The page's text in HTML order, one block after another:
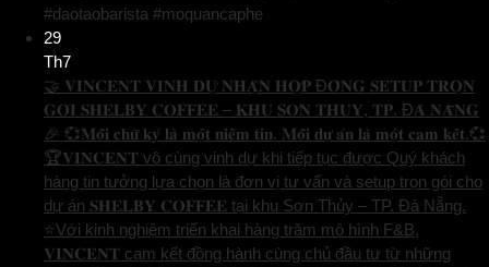
#daotaobarista #moquancaphe
29
Th7
🤝 𝐕𝐈𝐍𝐂𝐄𝐍𝐓 𝐕𝐈𝐍𝐇 𝐃𝐔̛̣ 𝐍𝐇𝐀̣̂𝐍 𝐇𝐎̛̣𝐏 Đ𝐎̂̀𝐍𝐆 𝐒𝐄𝐓𝐔𝐏 𝐓𝐑𝐎̣𝐍
𝐆𝐎́𝐈 𝐒𝐇𝐄𝐋𝐁𝐘 𝐂𝐎𝐅𝐅𝐄𝐄 – 𝐊𝐇𝐔 𝐒𝐎̛𝐍 𝐓𝐇𝐔̉𝐘, 𝐓𝐏. Đ𝐀̀ 𝐍𝐀̆̃𝐍𝐆
🎉 💞𝐌𝐨̂̃𝐢 𝐜𝐡𝐮̛̃ 𝐤𝐲́ 𝐥𝐚̀ 𝐦𝐨̣̂𝐭 𝐧𝐢𝐞̂̀𝐦 𝐭𝐢𝐧. 𝐌𝐨̂̃𝐢 𝐝𝐮̛̣ 𝐚́𝐧 𝐥𝐚̀ 𝐦𝐨̣̂𝐭 𝐜𝐚𝐦 𝐤𝐞̂́𝐭.💞
🏆𝐕𝐈𝐍𝐂𝐄𝐍𝐓 vô cùng vinh dự khi tiếp tục được Quý khách
hàng tin tưởng lựa chọn là đơn vị tư vấn và setup trọn gói cho
dự án 𝐒𝐇𝐄𝐋𝐁𝐘 𝐂𝐎𝐅𝐅𝐄𝐄 tại khu Sơn Thủy – TP. Đà Nẵng.
⭐️Với kinh nghiệm triển khai hàng trăm mô hình F&B,
𝐕𝐈𝐍𝐂𝐄𝐍𝐓 cam kết đồng hành cùng chủ đầu tư từ những